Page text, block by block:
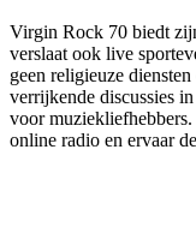
Virgin Rock 70 biedt
verslaat ook live
geen religieuze
verrijkende discussies
voor
online radio en ervaar